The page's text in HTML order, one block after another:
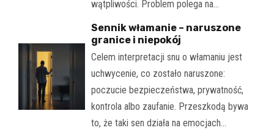
wątpliwości. Problem polega na…
Sennik włamanie – naruszone
granice i niepokój
Celem interpretacji snu o włamaniu jest
uchwycenie, co zostało naruszone:
poczucie bezpieczeństwa, prywatność,
kontrola albo zaufanie. Przeszkodą bywa
to, że taki sen działa na emocjach…